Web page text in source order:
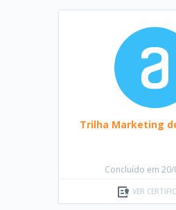
Trilha Marketing
Concluído em
VER